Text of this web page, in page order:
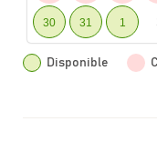
30 31 1
Disponible